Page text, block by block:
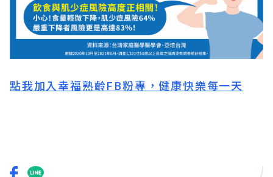
點我加入幸福熟齡FB粉專，健康快樂每一天